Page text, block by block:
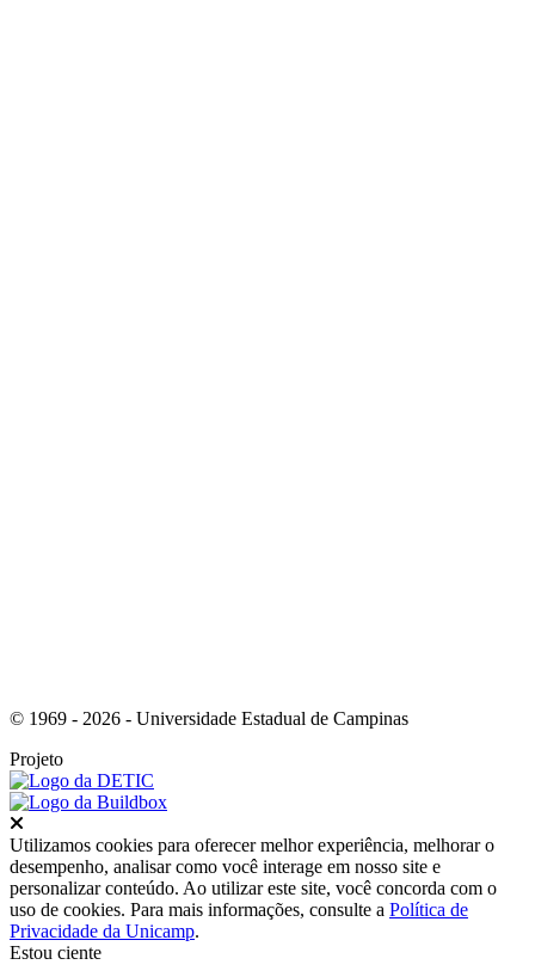
© 1969 - 2026 - Universidade Estadual de Campinas
Projeto
Utilizamos cookies para oferecer melhor experiência, melhorar o
desempenho, analisar como você interage em nosso site e
personalizar conteúdo. Ao utilizar este site, você concorda com o
uso de cookies. Para mais informações, consulte a Política de
Privacidade da Unicamp.
Estou ciente